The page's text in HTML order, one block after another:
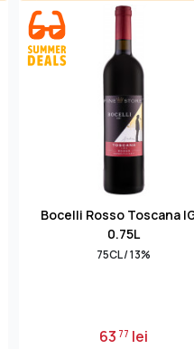
Bocelli Rosso Toscana
0.75L
75CL / 13%
63 77 lei